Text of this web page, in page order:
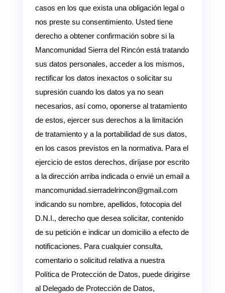
casos en los que exista una obligación legal o
nos preste su consentimiento. Usted tiene
derecho a obtener confirmación sobre si la
Mancomunidad Sierra del Rincón está tratando
sus datos personales, acceder a los mismos,
rectificar los datos inexactos o solicitar su
supresión cuando los datos ya no sean
necesarios, así como, oponerse al tratamiento
de estos, ejercer sus derechos a la limitación
de tratamiento y a la portabilidad de sus datos,
en los casos previstos en la normativa. Para el
ejercicio de estos derechos, diríjase por escrito
a la dirección arriba indicada o envié un email a
mancomunidad.sierradelrincon@gmail.com
indicando su nombre, apellidos, fotocopia del
D.N.I., derecho que desea solicitar, contenido
de su petición e indicar un domicilio a efecto de
notificaciones. Para cualquier consulta,
comentario o solicitud relativa a nuestra
Política de Protección de Datos, puede dirigirse
al Delegado de Protección de Datos,